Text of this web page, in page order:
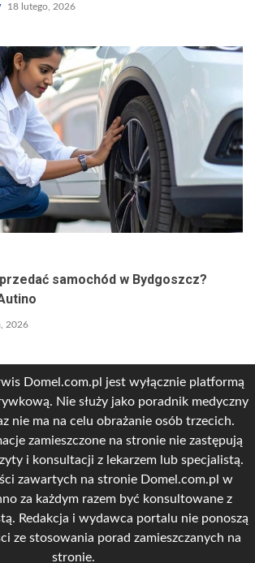
18 lutego, 2026
samochód w Bydgoszcz?
2026
Domel.com.pl jest wyłącznie platformą
Nie służy jako poradnik medyczny
nie ma na celu obrażanie osób trzecich.
zamieszczone na stronie nie zastępują
i konsultacji z lekarzem lub specjalistą.
zawartych na stronie Domel.com.pl w
za każdym razem być konsultowane z
Redakcja i wydawca portalu nie ponoszą
ze stosowania porad zamieszczanych na
stronie.